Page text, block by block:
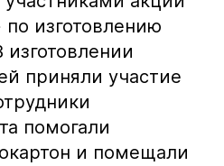
изготовлению
приняли участие
помогали
и помещали